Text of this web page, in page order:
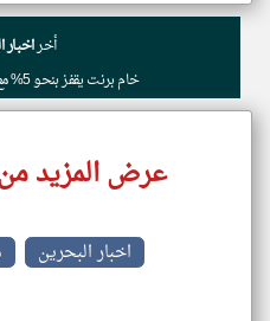
أخراخبار
خام برنت يقفز بنحو 5% مع خطة إدارة مضيق هرمز
عرض المزيد
اخبار البحرين